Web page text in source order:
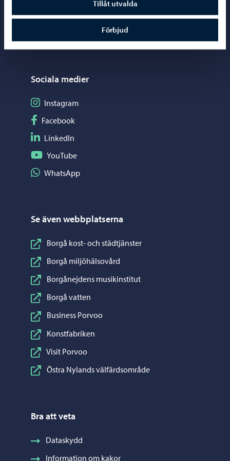
Tillåt utvalda
Förbjud
Kartor och lägesinformation
Sociala medier
Följ på Instagram
Instagram
Följ på Facebook
Facebook
Följ på LinkedIn
LinkedIn
Följ på YouTube
YouTube
Dela på WhatsApp
WhatsApp
Se även webbplatserna
Borgå kost- och städtjänster
Borgå miljöhälsovård
Borgånejdens musikinstitut
Borgå vatten
Business Porvoo
Konstfabriken
Visit Porvoo
Östra Nylands välfärdsområde
Bra att veta
Dataskydd
Information om kakor